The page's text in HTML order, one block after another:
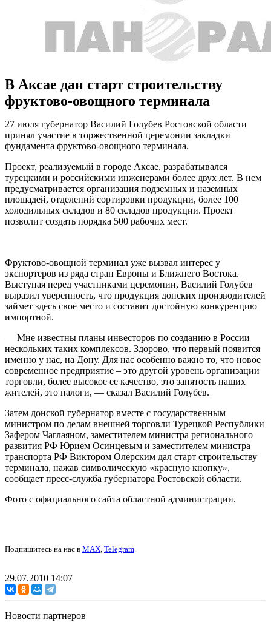
В Аксае дан старт строительству
фруктово-овощного терминала
27 июля губернатор Василий Голубев Ростовской области
принял участие в торжественной церемонии закладки
фундамента фруктово-овощного терминала.
Проект, реализуемый в городе Аксае, разрабатывался
турецкими и российскими инженерами более двух лет. В нем
предусматривается организация подземных и наземных
площадей, отделений сортировки продукции, более 100
холодильных складов и 80 складов продукции. Проект
позволит создать порядка 500 рабочих мест.
Фруктово-овощной терминал уже вызвал интерес у
экспортеров из ряда стран Европы и Ближнего Востока.
Выступая перед участниками церемонии, Василий Голубев
выразил уверенность, что продукция донских производителей
займет здесь свое место и составит достойную конкуренцию
импортной.
— Мне известны планы инвесторов по созданию в России
нескольких таких комплексов. Здорово, что первый появится
именно у нас, на Дону. Для нас особенно важно то, что новое
современное предприятие – это другой уровень организации
торговли, более высокое ее качество, это занятость наших
жителей, это налоги, — сказал Василий Голубев.
Затем донской губернатор вместе с государственным
министром по делам внешней торговли Турецкой Республики
Зафером Чаглаяном, заместителем министра регионального
развития РФ Юрием Осинцевым и заместителем министра
транспорта РФ Виктором Олерским дал старт строительству
терминала, нажав символическую «красную кнопку»,
сообщает пресс-служба губернатора Ростовской области.
Фото с официального сайта областной администрации.
Подпишитесь на нас в MAX, Telegram.
29.07.2010 14:07
Новости партнеров